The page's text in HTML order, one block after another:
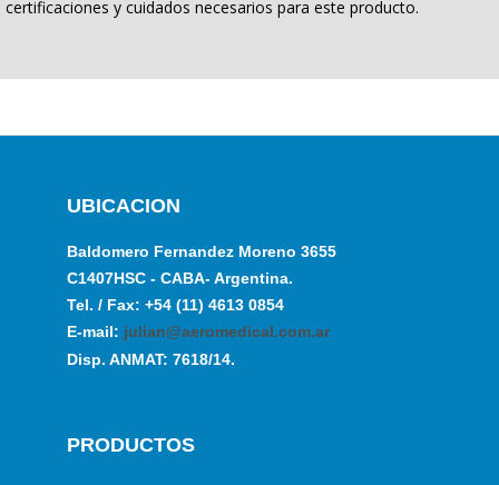
certificaciones y cuidados necesarios para este producto.
UBICACION
Baldomero Fernandez Moreno 3655
C1407HSC - CABA- Argentina.
Tel. / Fax: +54 (11) 4613 0854
E-mail: julian@aeromedical.com.ar
Disp. ANMAT: 7618/14.
PRODUCTOS